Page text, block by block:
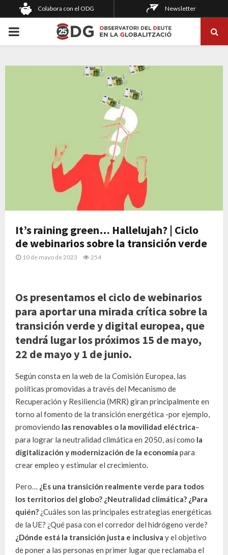
Colabora con el ODG Newsletter
PRIMARY
It’s raining green… Hallelujah? | Ciclo
de webinarios sobre la transición verde
10 de mayo de 2023 254
Os presentamos el ciclo de webinarios
para aportar una mirada crítica sobre la
transición verde y digital europea, que
tendrá lugar los próximos 15 de mayo,
22 de mayo y 1 de junio.
Según consta en la web de la Comisión Europea, las
políticas promovidas a través del Mecanismo de
Recuperación y Resiliencia (MRR) giran principalmente en
torno al fomento de la transición energética -por ejemplo,
promoviendo las renovables o la movilidad eléctrica–
para lograr la neutralidad climática en 2050, así como la
digitalización y modernización de la economía para
crear empleo y estimular el crecimiento.
Pero… ¿Es una transición realmente verde para todos
los territorios del globo? ¿Neutralidad climática? ¿Para
quién? ¿Cuáles son las principales estrategias energéticas
de la UE? ¿Qué pasa con el corredor del hidrógeno verde?
¿Dónde está la transición justa e inclusiva y el objetivo
de poner a las personas en primer lugar que reclamaba el